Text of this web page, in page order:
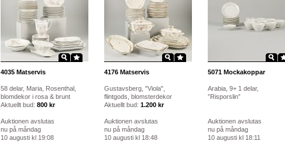
4035Matservis
58 delar, Maria, Rosenthal,
blomdekor i rosa & brunt
Aktuellt bud: 800 kr
Auktionen avslutas
nu på måndag
10 augusti kl 19:08
4176Matservis
Gustavsberg, "Viola",
flintgods, blomsterdekor
Aktuellt bud: 1.200 kr
Auktionen avslutas
nu på måndag
10 augusti kl 18:48
5071Mockakoppar
Arabia, 9+ 1 delar,
”Risporslin”
Auktionen avslutas
nu på måndag
10 augusti kl 18:11